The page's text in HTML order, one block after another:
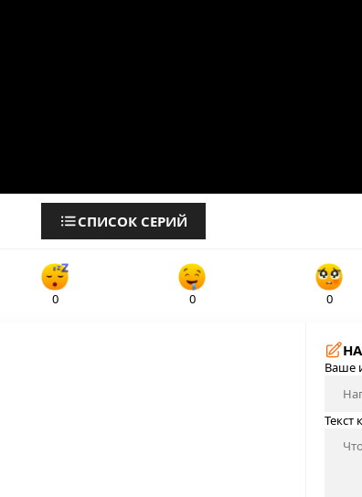
СПИСОК СЕРИЙ
0 0 0
Ваше
Текст